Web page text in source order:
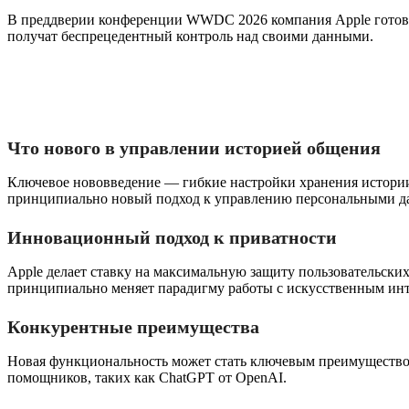
В преддверии конференции WWDC 2026 компания Apple
получат беспрецедентный контроль над своими данными.
Что нового в управлении историей общения
Ключевое нововведение — гибкие настройки хранения
принципиально новый подход к управлению персональными
Инновационный подход к приватности
Apple делает ставку на максимальную защиту
принципиально меняет парадигму работы с искусственным
Конкурентные преимущества
Новая функциональность может стать ключевым
помощников, таких как ChatGPT от OpenAI.